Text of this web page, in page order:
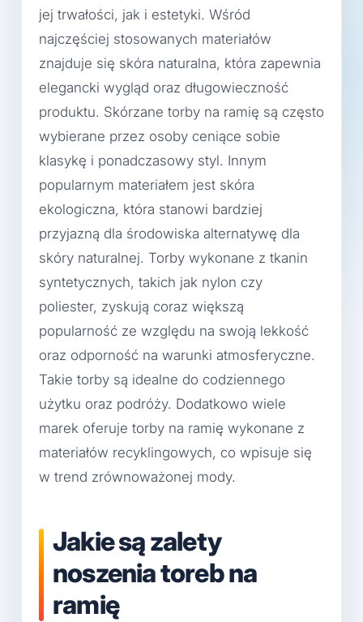
jej trwałości, jak i estetyki. Wśród
najczęściej stosowanych materiałów
znajduje się skóra naturalna, która zapewnia
elegancki wygląd oraz długowieczność
produktu. Skórzane torby na ramię są często
wybierane przez osoby ceniące sobie
klasykę i ponadczasowy styl. Innym
popularnym materiałem jest skóra
ekologiczna, która stanowi bardziej
przyjazną dla środowiska alternatywę dla
skóry naturalnej. Torby wykonane z tkanin
syntetycznych, takich jak nylon czy
poliester, zyskują coraz większą
popularność ze względu na swoją lekkość
oraz odporność na warunki atmosferyczne.
Takie torby są idealne do codziennego
użytku oraz podróży. Dodatkowo wiele
marek oferuje torby na ramię wykonane z
materiałów recyklingowych, co wpisuje się
w trend zrównoważonej mody.
Jakie są zalety
noszenia toreb na
ramię